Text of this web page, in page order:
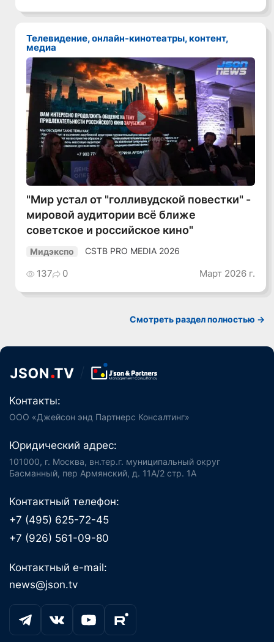
Телевидение, онлайн-кинотеатры, контент,
медиа
Смотреть видео
"Мир устал от "голливудской повестки" -
мировой аудитории всё ближе
советское и российское кино"
Мидэкспо CSTB PRO MEDIA 2026
137 0 Март 2026 г.
Смотреть раздел полностью ->
Контакты:
ООО «Джейсон энд Партнерс Консалтинг»
Юридический адрес:
101000, г. Москва, вн.тер.г. муниципальный округ
Басманный, пер Армянский, д. 11А/2 стр. 1А
Контактный телефон:
+7 (495) 625-72-45
+7 (926) 561-09-80
Контактный e-mail:
news@json.tv